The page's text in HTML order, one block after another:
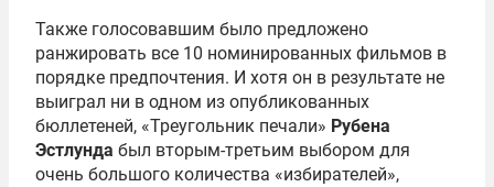
Также голосовавшим было предложено
ранжировать все 10 номинированных фильмов в
порядке предпочтения. И хотя он в результате не
выиграл ни в одном из опубликованных
бюллетеней, «Треугольник печали» Рубена
Эстлунда был вторым-третьим выбором для
очень большого количества «избирателей»,